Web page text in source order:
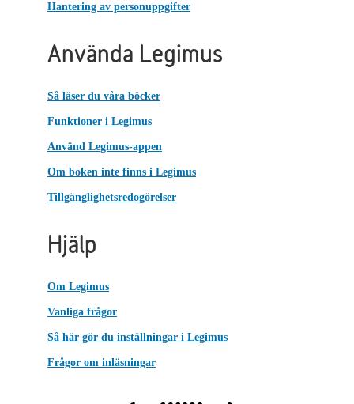
Hantering av personuppgifter
Använda Legimus
Så läser du våra böcker
Funktioner i Legimus
Använd Legimus-appen
Om boken inte finns i Legimus
Tillgänglighetsredogörelser
Hjälp
Om Legimus
Vanliga frågor
Så här gör du inställningar i Legimus
Frågor om inläsningar